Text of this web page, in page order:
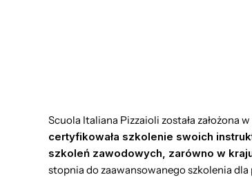
Scuola Italiana Pizzaioli została założona
certyfikowała szkolenie swoich
szkoleń zawodowych, zarówno w
stopnia do zaawansowanego szkolenia